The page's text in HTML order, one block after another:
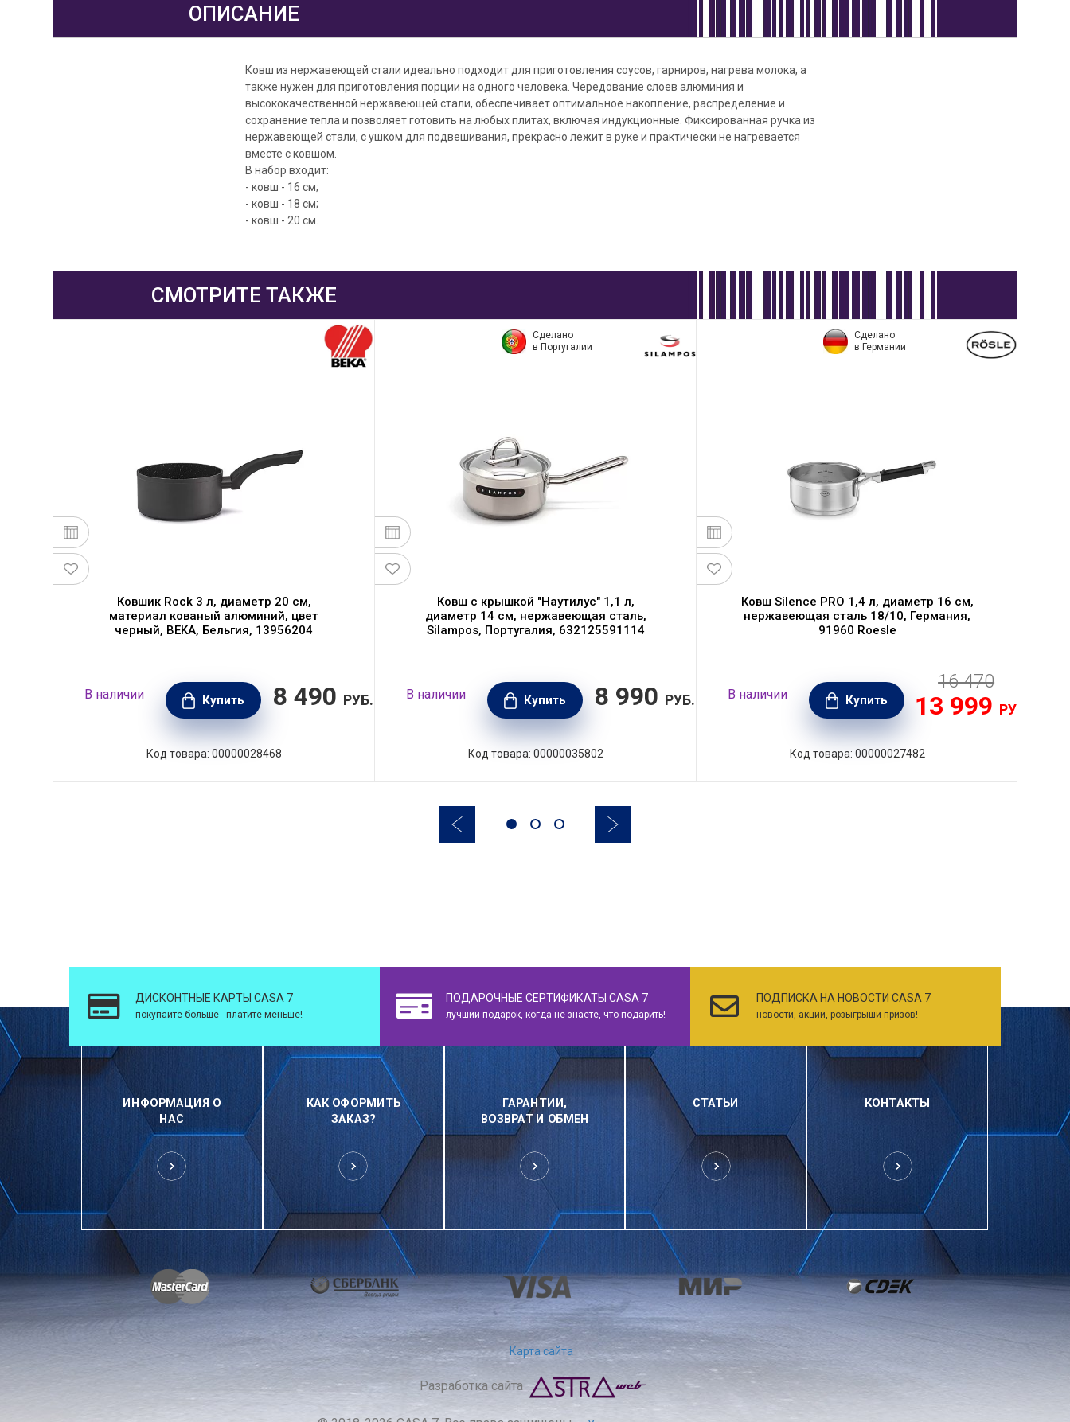
ОПИСАНИЕ
Ковш из нержавеющей стали идеально подходит для приготовления соусов, гарниров, нагрева молока, а
также нужен для приготовления порции на одного человека. Чередование слоев алюминия и
высококачественной нержавеющей стали, обеспечивает оптимальное накопление, распределение и
сохранение тепла и позволяет готовить на любых плитах, включая индукционные. Фиксированная ручка из
нержавеющей стали, с ушком для подвешивания, прекрасно лежит в руке и практически не нагревается
вместе с ковшом.
В набор входит:
- ковш - 16 см;
- ковш - 18 см;
- ковш - 20 см.
СМОТРИТЕ ТАКЖЕ
Ковшик Rock 3 л, диаметр 20 см,
материал кованый алюминий, цвет
черный, BEKA, Бельгия, 13956204
В наличии Купить 8 490 РУБ.
Код товара: 00000028468
Сделано
в Португалии
Ковш с крышкой "Наутилус" 1,1 л,
диаметр 14 см, нержавеющая сталь,
Silampos, Португалия, 632125591114
В наличии Купить 8 990 РУБ.
Код товара: 00000035802
Сделано
в Германии
Ковш Silence PRO 1,4 л, диаметр 16 см,
нержавеющая сталь 18/10, Германия,
91960 Roesle
В наличии Купить
16 470
13 999 РУБ.
Код товара: 00000027482
ДИСКОНТНЫЕ КАРТЫ CASA 7
покупайте больше - платите меньше!
ПОДАРОЧНЫЕ СЕРТИФИКАТЫ CASA 7
лучший подарок, когда не знаете, что подарить!
ПОДПИСКА НА НОВОСТИ CASA 7
новости, акции, розыгрыши призов!
ИНФОРМАЦИЯ О
НАС
КАК ОФОРМИТЬ
ЗАКАЗ?
ГАРАНТИИ,
ВОЗВРАТ И ОБМЕН
СТАТЬИ КОНТАКТЫ
Карта сайта
Разработка сайта